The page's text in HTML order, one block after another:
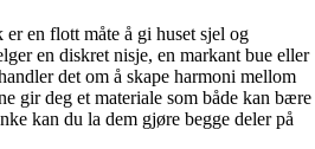
en flott måte å gi huset sjel og
en diskret nisje, en markant bue eller
det om å skape harmoni mellom
gir deg et materiale som både kan bære
kan du la dem gjøre begge deler på